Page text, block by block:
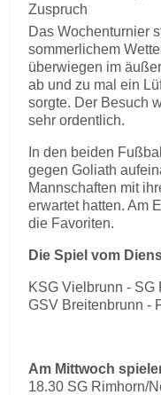
Zuspruch
Das Wochenturnier
sommerlichem
überwiegen im
ab und zu mal ein
sorgte. Der Besuch
sehr ordentlich.
In den beiden
gegen Goliath
Mannschaften mit
erwartet hatten. Am
die Favoriten.
Die Spiel vom
KSG Vielbrunn - SG
GSV Breitenbrunn -
Am Mittwoch
18.30 SG Rimhorn/